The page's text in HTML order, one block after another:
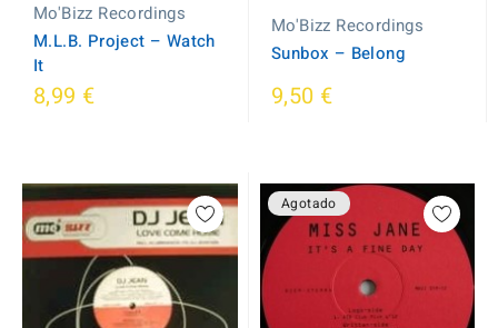
Mo'Bizz Recordings
M.L.B. Project ‎– Watch
It
8,99 €
Mo'Bizz Recordings
Sunbox ‎– Belong
9,50 €
Agotado